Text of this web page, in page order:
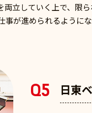
両立していく上で、限
が進められるようにな
Q5 日東